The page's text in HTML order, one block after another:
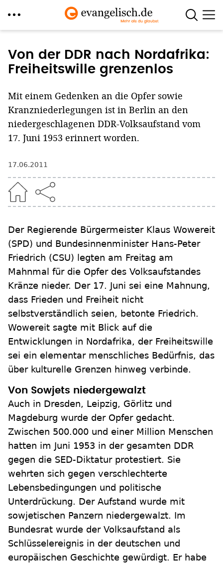
zum
Inhalt
Von der DDR nach Nordafrika:
Freiheitswille grenzenlos
Mit einem Gedenken an die Opfer sowie
Kranzniederlegungen ist in Berlin an den
niedergeschlagenen DDR-Volksaufstand vom
17. Juni 1953 erinnert worden.
17.06.2011
Der Regierende Bürgermeister Klaus Wowereit
(SPD) und Bundesinnenminister Hans-Peter
Friedrich (CSU) legten am Freitag am
Mahnmal für die Opfer des Volksaufstandes
Kränze nieder. Der 17. Juni sei eine Mahnung,
dass Frieden und Freiheit nicht
selbstverständlich seien, betonte Friedrich.
Wowereit sagte mit Blick auf die
Entwicklungen in Nordafrika, der Freiheitswille
sei ein elementar menschliches Bedürfnis, das
über kulturelle Grenzen hinweg verbinde.
Von Sowjets niedergewalzt
Auch in Dresden, Leipzig, Görlitz und
Magdeburg wurde der Opfer gedacht.
Zwischen 500.000 und einer Million Menschen
hatten im Juni 1953 in der gesamten DDR
gegen die SED-Diktatur protestiert. Sie
wehrten sich gegen verschlechterte
Lebensbedingungen und politische
Unterdrückung. Der Aufstand wurde mit
sowjetischen Panzern niedergewalzt. Im
Bundesrat wurde der Volksaufstand als
Schlüsselereignis in der deutschen und
europäischen Geschichte gewürdigt. Er habe